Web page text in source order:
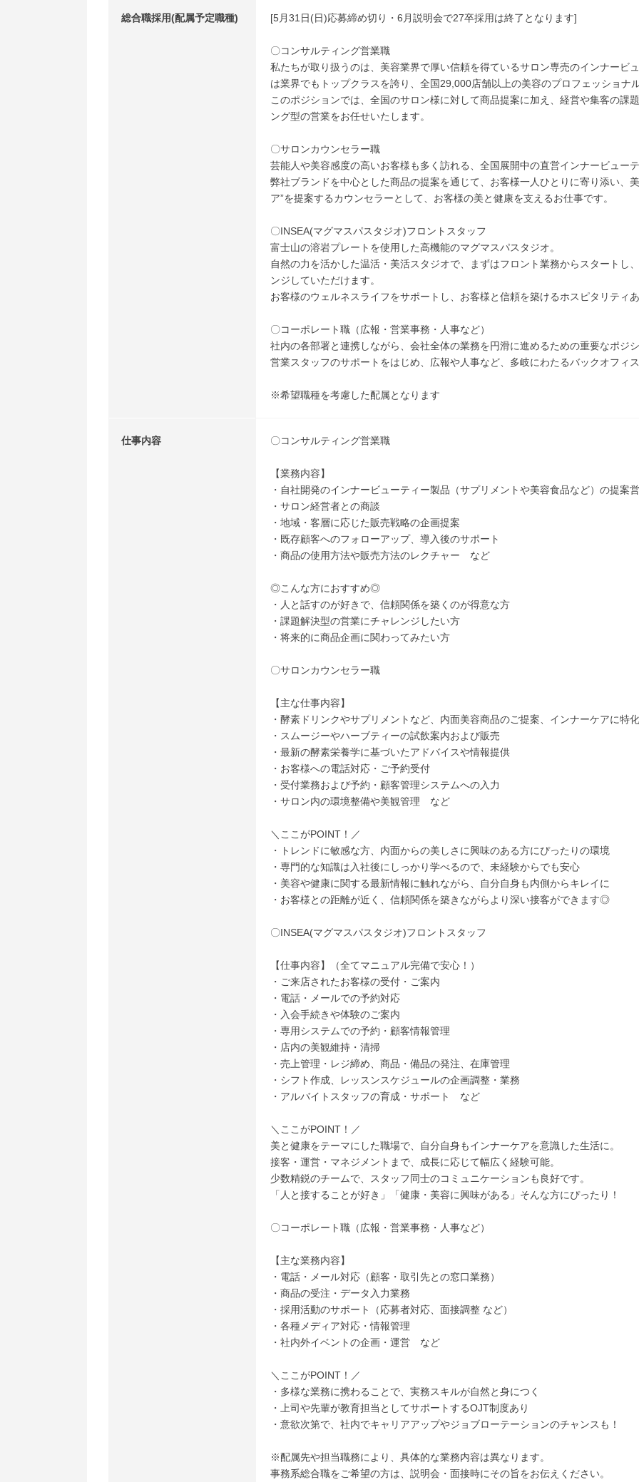
総合職採用(配属予定職種) [5月31日(日)応募締め切り・6月説明会で27卒採用は終了となります]
〇コンサルティング営業職
私たちが取り扱うのは、美容業界で厚い信頼を得ているサロン専売のインナービ
は業界でもトップクラスを誇り、全国29,000店舗以上の美容のプロフェッショナ
このポジションでは、全国のサロン様に対して商品提案に加え、経営や集客の課
ング型の営業をお任せいたします。
〇サロンカウンセラー職
芸能人や美容感度の高いお客様も多く訪れる、全国展開中の直営インナービューテ
弊社ブランドを中心とした商品の提案を通じて、お客様一人ひとりに寄り添い、
ア”を提案するカウンセラーとして、お客様の美と健康を支えるお仕事です。
〇INSEA(マグマスパスタジオ)フロントスタッフ
富士山の溶岩プレートを使用した高機能のマグマスパスタジオ。
自然の力を活かした温活・美活スタジオで、まずはフロント業務からスタートし
ンジしていただけます。
お客様のウェルネスライフをサポートし、お客様と信頼を築けるホスピタリティ
〇コーポレート職（広報・営業事務・人事など）
社内の各部署と連携しながら、会社全体の業務を円滑に進めるための重要なポジシ
営業スタッフのサポートをはじめ、広報や人事など、多岐にわたるバックオフィ
※希望職種を考慮した配属となります
仕事内容 〇コンサルティング営業職
【業務内容】
・自社開発のインナービューティー製品（サプリメントや美容食品など）の提案
・サロン経営者との商談
・地域・客層に応じた販売戦略の企画提案
・既存顧客へのフォローアップ、導入後のサポート
・商品の使用方法や販売方法のレクチャー など
◎こんな方におすすめ◎
・人と話すのが好きで、信頼関係を築くのが得意な方
・課題解決型の営業にチャレンジしたい方
・将来的に商品企画に関わってみたい方
〇サロンカウンセラー職
【主な仕事内容】
・酵素ドリンクやサプリメントなど、内面美容商品のご提案、インナーケアに特
・スムージーやハーブティーの試飲案内および販売
・最新の酵素栄養学に基づいたアドバイスや情報提供
・お客様への電話対応・ご予約受付
・受付業務および予約・顧客管理システムへの入力
・サロン内の環境整備や美観管理 など
＼ここがPOINT！／
・トレンドに敏感な方、内面からの美しさに興味のある方にぴったりの環境
・専門的な知識は入社後にしっかり学べるので、未経験からでも安心
・美容や健康に関する最新情報に触れながら、自分自身も内側からキレイに
・お客様との距離が近く、信頼関係を築きながらより深い接客ができます◎
〇INSEA(マグマスパスタジオ)フロントスタッフ
【仕事内容】（全てマニュアル完備で安心！）
・ご来店されたお客様の受付・ご案内
・電話・メールでの予約対応
・入会手続きや体験のご案内
・専用システムでの予約・顧客情報管理
・店内の美観維持・清掃
・売上管理・レジ締め、商品・備品の発注、在庫管理
・シフト作成、レッスンスケジュールの企画調整・業務
・アルバイトスタッフの育成・サポート など
＼ここがPOINT！／
美と健康をテーマにした職場で、自分自身もインナーケアを意識した生活に。
接客・運営・マネジメントまで、成長に応じて幅広く経験可能。
少数精鋭のチームで、スタッフ同士のコミュニケーションも良好です。
「人と接することが好き」「健康・美容に興味がある」そんな方にぴったり！
〇コーポレート職（広報・営業事務・人事など）
【主な業務内容】
・電話・メール対応（顧客・取引先との窓口業務）
・商品の受注・データ入力業務
・採用活動のサポート（応募者対応、面接調整 など）
・各種メディア対応・情報管理
・社内外イベントの企画・運営 など
＼ここがPOINT！／
・多様な業務に携わることで、実務スキルが自然と身につく
・上司や先輩が教育担当としてサポートするOJT制度あり
・意欲次第で、社内でキャリアアップやジョブローテーションのチャンスも！
※配属先や担当職務により、具体的な業務内容は異なります。
事務系総合職をご希望の方は、説明会・面接時にその旨をお伝えください。